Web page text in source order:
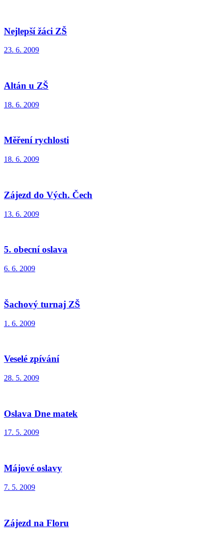
Nejlepší žáci ZŠ
23. 6. 2009
Altán u ZŠ
18. 6. 2009
Měření rychlosti
18. 6. 2009
Zájezd do Vých. Čech
13. 6. 2009
5. obecní oslava
6. 6. 2009
Šachový turnaj ZŠ
1. 6. 2009
Veselé zpívání
28. 5. 2009
Oslava Dne matek
17. 5. 2009
Májové oslavy
7. 5. 2009
Zájezd na Floru